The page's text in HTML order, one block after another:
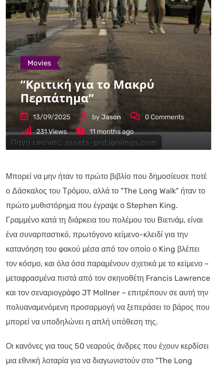
Πηγή εικόνας: assets-prd.ignimgs.com
Movies
“Κριτική για το Μακρύ
Περπάτημα”
13/09/2025 byJason 0 Comments
231Views 11 months ago
Μπορεί να μην ήταν το πρώτο βιβλίο που δημοσίευσε ποτέ
ο Δάσκαλος του Τρόμου, αλλά το "The Long Walk" ήταν το
πρώτο μυθιστόρημα που έγραψε ο Stephen King.
Γραμμένο κατά τη διάρκεια του πολέμου του Βιετνάμ, είναι
ένα συναρπαστικό, πρωτόγονο κείμενο-κλειδί για την
κατανόηση του φακού μέσα από τον οποίο ο King βλέπει
τον κόσμο, και όλα όσα παραμένουν σχετικά με το κείμενο –
μεταφρασμένα πιστά από τον σκηνοθέτη Francis Lawrence
και τον σεναριογράφο JT Mollner – επιτρέπουν σε αυτή την
πολυαναμενόμενη προσαρμογή να ξεπεράσει το βάρος που
μπορεί να υποδηλώνει η απλή υπόθεση της.
Οι κανόνες για τους 50 νεαρούς άνδρες που έχουν κερδίσει
μια εθνική λοταρία για να διαγωνιστούν στο "The Long